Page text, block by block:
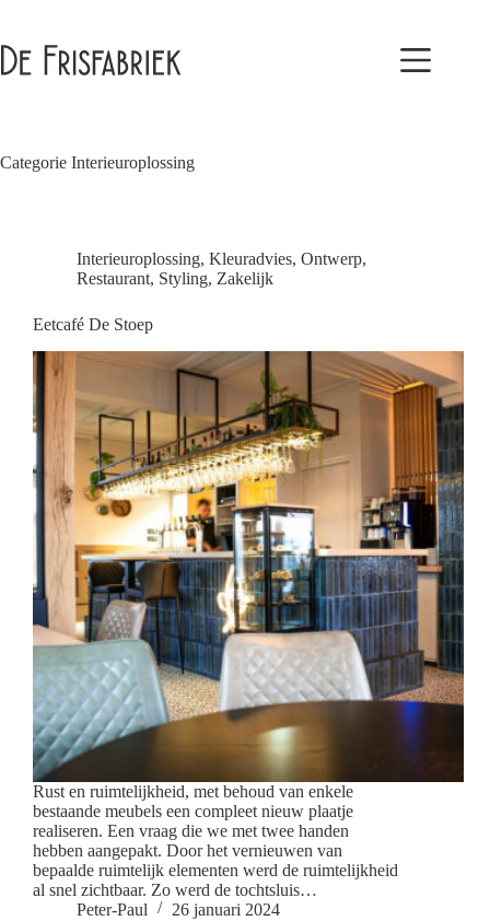
de
inhoud
Categorie Interieuroplossing
Interieuroplossing, Kleuradvies, Ontwerp,
Restaurant, Styling, Zakelijk
Eetcafé De Stoep
Rust en ruimtelijkheid, met behoud van enkele
bestaande meubels een compleet nieuw plaatje
realiseren. Een vraag die we met twee handen
hebben aangepakt. Door het vernieuwen van
bepaalde ruimtelijk elementen werd de ruimtelijkheid
al snel zichtbaar. Zo werd de tochtsluis…
Peter-Paul
26 januari 2024